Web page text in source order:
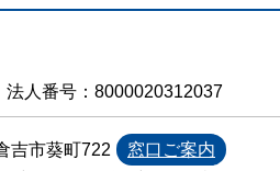
法人番号：8000020312037
吉市葵町722
窓口ご案内